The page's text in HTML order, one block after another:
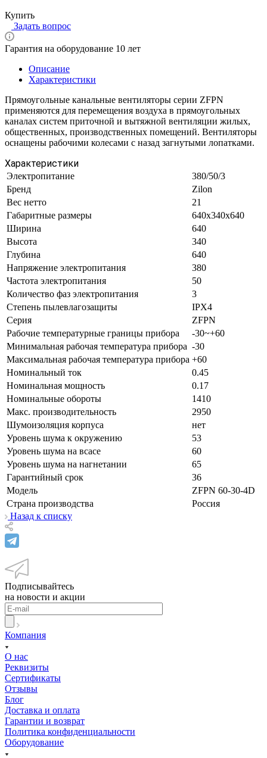
Купить
Задать вопрос
Гарантия на оборудование 10 лет
Описание
Характеристики
Прямоугольные канальные вентиляторы серии ZFPN
применяются для перемещения воздуха в прямоугольных
каналах систем приточной и вытяжной вентиляции жилых,
общественных, производственных помещений. Вентиляторы
оснащены рабочими колесами с назад загнутыми лопатками.
Характеристики
Электропитание
380/50/3
Бренд
Zilon
Вес нетто
21
Габаритные размеры
640x340x640
Ширина
640
Высота
340
Глубина
640
Напряжение электропитания
380
Частота электропитания
50
Количество фаз электропитания
3
Степень пылевлагозащиты
IPX4
Серия
ZFPN
Рабочие температурные границы прибора
-30~+60
Минимальная рабочая температура прибора -30
Максимальная рабочая температура прибора +60
Номинальный ток
0.45
Номинальная мощность
0.17
Номинальные обороты
1410
Макс. производительность
2950
Шумоизоляция корпуса
нет
Уровень шума к окружению
53
Уровень шума на всасе
60
Уровень шума на нагнетании
65
Гарантийный срок
36
Модель
ZFPN 60-30-4D
Страна производства
Россия
Назад к списку
Подписывайтесь
на новости и акции
Компания
О нас
Реквизиты
Сертификаты
Отзывы
Блог
Доставка и оплата
Гарантии и возврат
Политика конфиденциальности
Оборудование